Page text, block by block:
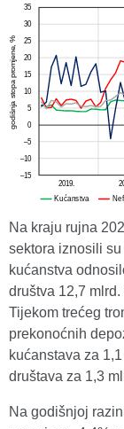
Na kraju rujna
sektora iznosili
kućanstva
društva 12,7
Tijekom trećeg
prekonoćnih
kućanstava za
društava za 1,3
Na godišnjoj